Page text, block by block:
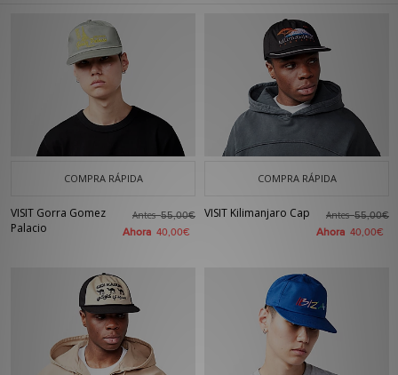
COMPRA RÁPIDA
VISIT Gorra Gomez
Palacio
Antes55,00€
Ahora 40,00€
COMPRA RÁPIDA
VISIT Kilimanjaro Cap Antes55,00€
Ahora 40,00€